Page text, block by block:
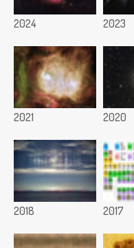
2024 2023
2021 2020
2018 2017